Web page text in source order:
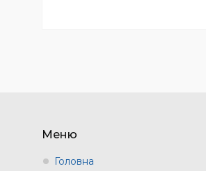
Меню
Головна